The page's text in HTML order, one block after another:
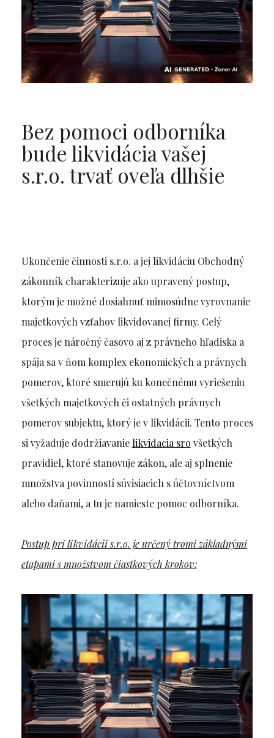
Bez pomoci odborníka
bude likvidácia vašej
s.r.o. trvať oveľa dlhšie
Ukončenie činnosti s.r.o. a jej likvidáciu Obchodný
zákonník charakterizuje ako upravený postup,
ktorým je možné dosiahnuť mimosúdne vyrovnanie
majetkových vzťahov likvidovanej firmy. Celý
proces je náročný časovo aj z právneho hľadiska a
spája sa v ňom komplex ekonomických a právnych
pomerov, ktoré smerujú ku konečnému vyriešeniu
všetkých majetkových či ostatných právnych
pomerov subjektu, ktorý je v likvidácii. Tento proces
si vyžaduje dodržiavanie likvidacia sro všetkých
pravidiel, ktoré stanovuje zákon, ale aj splnenie
množstva povinností súvisiacich s účtovníctvom
alebo daňami, a tu je namieste pomoc odborníka.
Postup pri likvidácii s.r.o. je určený tromi základnými
etapami s množstvom čiastkových krokov: